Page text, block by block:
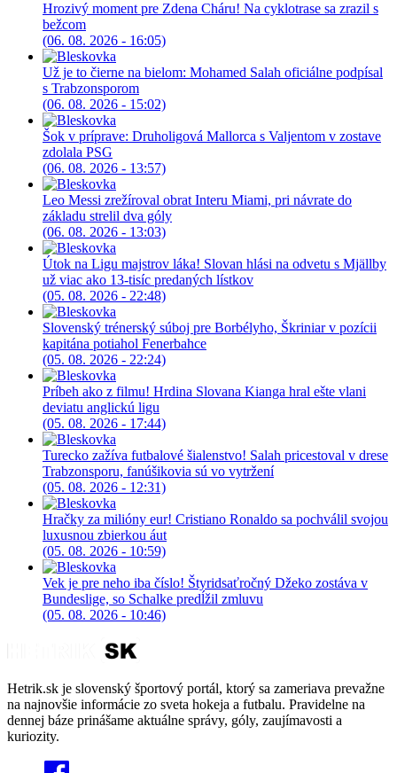
Hrozivý moment pre Zdena Cháru! Na cyklotrase sa zrazil s
bežcom
(06. 08. 2026 - 16:05)
Už je to čierne na bielom: Mohamed Salah oficiálne podpísal
s Trabzonsporom
(06. 08. 2026 - 15:02)
Šok v príprave: Druholigová Mallorca s Valjentom v zostave
zdolala PSG
(06. 08. 2026 - 13:57)
Leo Messi zrežíroval obrat Interu Miami, pri návrate do
základu strelil dva góly
(06. 08. 2026 - 13:03)
Útok na Ligu majstrov láka! Slovan hlási na odvetu s Mjällby
už viac ako 13-tisíc predaných lístkov
(05. 08. 2026 - 22:48)
Slovenský trénerský súboj pre Borbélyho, Škriniar v pozícii
kapitána potiahol Fenerbahce
(05. 08. 2026 - 22:24)
Príbeh ako z filmu! Hrdina Slovana Kianga hral ešte vlani
deviatu anglickú ligu
(05. 08. 2026 - 17:44)
Turecko zažíva futbalové šialenstvo! Salah pricestoval v drese
Trabzonsporu, fanúšikovia sú vo vytržení
(05. 08. 2026 - 12:31)
Hračky za milióny eur! Cristiano Ronaldo sa pochválil svojou
luxusnou zbierkou áut
(05. 08. 2026 - 10:59)
Vek je pre neho iba číslo! Štyridsaťročný Džeko zostáva v
Bundeslige, so Schalke predĺžil zmluvu
(05. 08. 2026 - 10:46)
Hetrik.sk je slovenský športový portál, ktorý sa zameriava prevažne
na najnovšie informácie zo sveta hokeja a futbalu. Pravidelne na
dennej báze prinášame aktuálne správy, góly, zaujímavosti a
kuriozity.